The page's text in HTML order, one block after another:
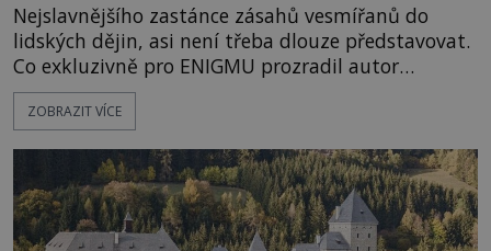
Nejslavnějšího zastánce zásahů vesmířanů do
lidských dějin, asi není třeba dlouze představovat.
Co exkluzivně pro ENIGMU prozradil autor
Vzpomínek na budoucnost, švýcarský badatel
Erich von Däniken? Orbitální stanice Viking 1
je umělá družice od povrchu Marsu vzdálena asi
1873 kilometrů, nachá
ZOBRAZIT VÍCE